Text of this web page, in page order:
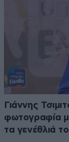
Γιάννης
φωτογραφία
τα γενέθλιά